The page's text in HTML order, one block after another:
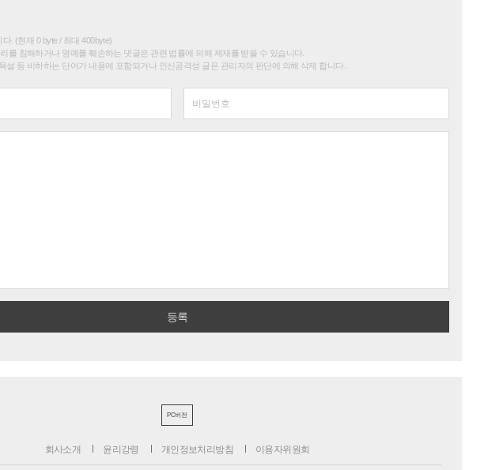
. (현재 0 byte / 최대 400byte)
를 침해하거나 명예를 훼손하는 댓글은 관련 법률에 의해 제재를 받을 수 있습니다.
설 등 비하하는 단어가 내용에 포함되거나 인신공격성 글은 관리자의 판단에 의해 삭제 합니다.
PC버전
회사소개 윤리강령 개인정보처리방침 이용자위원회